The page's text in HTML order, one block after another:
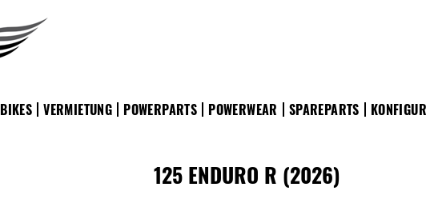
BIKES VERMIETUNG POWERPARTS POWERWEAR SPAREPARTS
125 ENDURO R (2026)